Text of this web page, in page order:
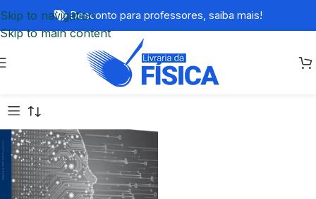
Skip to navigation
Skip to main content
Desconto para professores, saiba mais!